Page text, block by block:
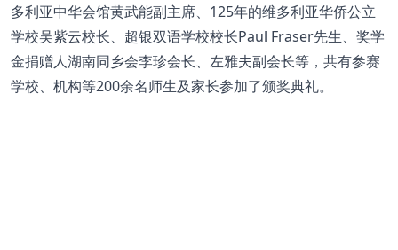
多利亚中华会馆黄武能副主席、125年的维多利亚华侨公立
学校吴紫云校长、超银双语学校校长Paul Fraser先生、奖学
金捐赠人湖南同乡会李珍会长、左雅夫副会长等，共有参赛
学校、机构等200余名师生及家长参加了颁奖典礼。